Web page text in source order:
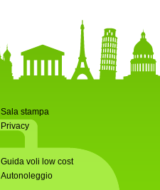
Sala stampa
Privacy
Guida voli low cost
Autonoleggio